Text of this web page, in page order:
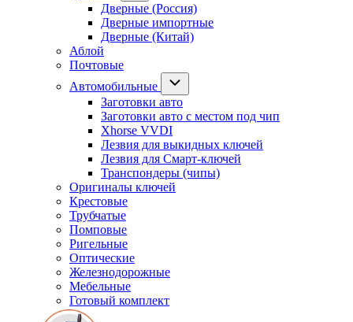
Дверные (Россия)
Дверные импортные
Дверные (Китай)
Аблой
Почтовые
Автомобильные
Заготовки авто
Заготовки авто с местом под чип
Xhorse VVDI
Лезвия для выкидных ключей
Лезвия для Смарт-ключей
Транспондеры (чипы)
Оригиналы ключей
Крестовые
Трубчатые
Помповые
Ригельные
Оптические
Железнодорожные
Мебельные
Готовый комплект